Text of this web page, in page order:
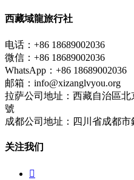
西藏域龍旅行社
电话：+86 18689002036
微信：+86 18689002036
WhatsApp：+86 18689002036
邮箱：info@xizanglvyou.org
拉萨公司地址：西藏自治區
號
成都公司地址：四川省成都
关注我们
